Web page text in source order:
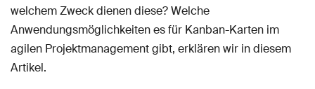
welchem Zweck dienen diese? Welche
Anwendungsmöglichkeiten es für Kanban-Karten im
agilen Projektmanagement gibt, erklären wir in diesem
Artikel.